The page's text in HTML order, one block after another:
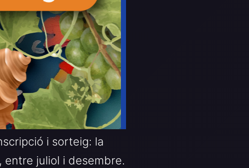
i sorteig: la
entre juliol i desembre.